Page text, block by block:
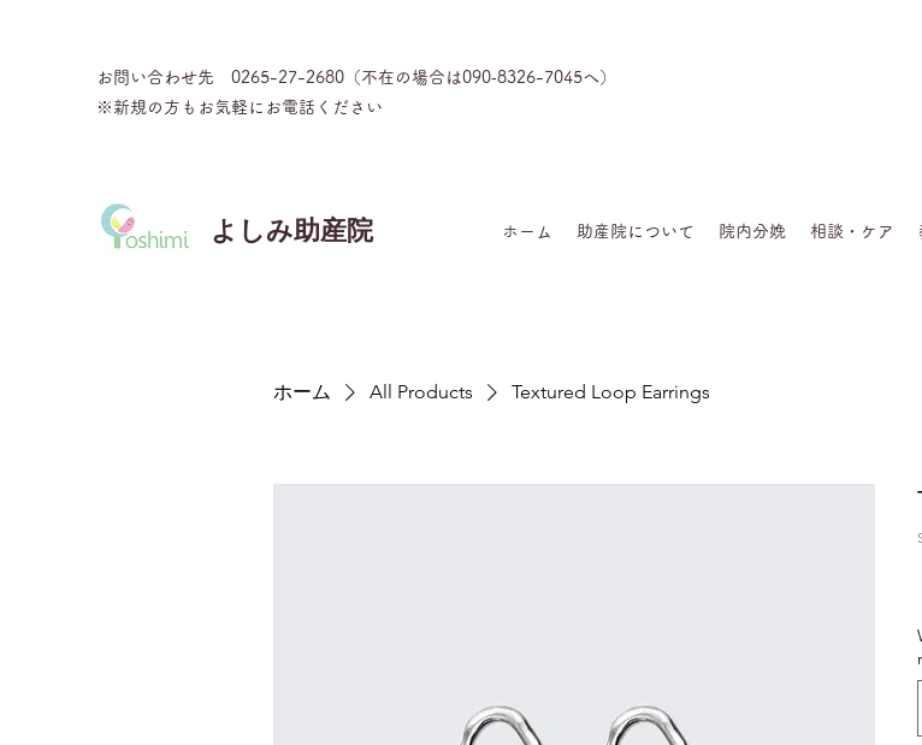
お問い合わせ先 0265-27-2680（不在の場合は090‐8326-7045へ）
※新規の方もお気軽にお電話ください
よしみ助産院 ホーム 助産院について 院内分娩 相談・ケア
ホーム All Products Textured Loop Earrings